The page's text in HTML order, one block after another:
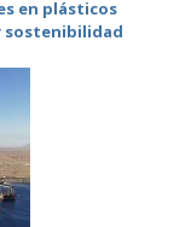
en plásticos
sostenibilidad